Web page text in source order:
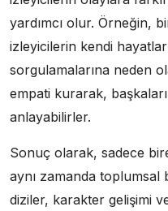
yardımcı olur. Örneğin,
izleyicilerin kendi
sorgulamalarına neden
empati kurarak,
anlayabilirler.
Sonuç olarak, sadece
aynı zamanda
diziler, karakter gelişimi